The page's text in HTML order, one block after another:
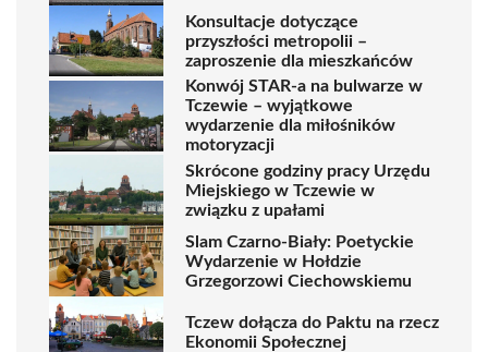
Konsultacje dotyczące
przyszłości metropolii –
zaproszenie dla mieszkańców
Konwój STAR-a na bulwarze w
Tczewie – wyjątkowe
wydarzenie dla miłośników
motoryzacji
Skrócone godziny pracy Urzędu
Miejskiego w Tczewie w
związku z upałami
Slam Czarno-Biały: Poetyckie
Wydarzenie w Hołdzie
Grzegorzowi Ciechowskiemu
Tczew dołącza do Paktu na rzecz
Ekonomii Społecznej